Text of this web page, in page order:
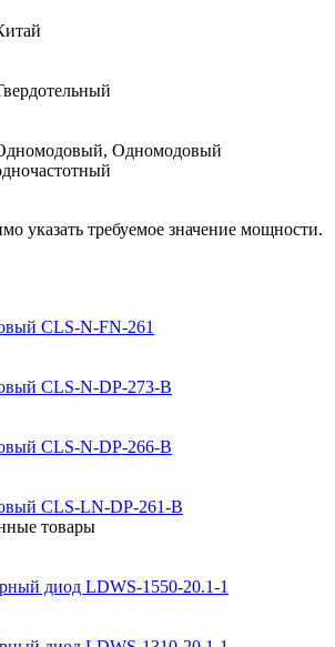
Одномодовый
указать требуемое значение мощности.
CLS-N-FN-261
CLS-N-DP-273-B
CLS-N-DP-266-B
CLS-LN-DP-261-B
товары
диод LDWS-1550-20.1-1